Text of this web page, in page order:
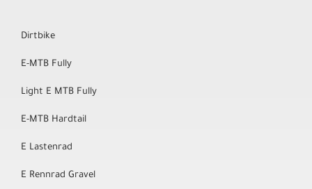
Dirtbike
E-MTB Fully
Light E MTB Fully
E-MTB Hardtail
E Lastenrad
E Rennrad Gravel